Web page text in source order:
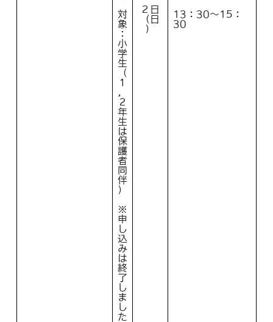
対
象
：
小
学
生
（
１
２
年
生
は
保
護
者
同
伴
）
※
申
し
込
み
は
終
了
し
ま
し
た
２日
（日
）
13：30～15：
30